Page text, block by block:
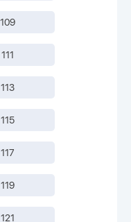
109
111
113
115
117
119
121